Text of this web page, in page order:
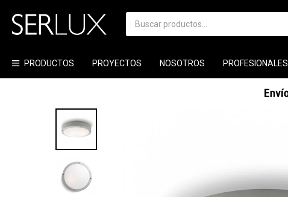
PRODUCTOS PROYECTOS NOSOTROS PROFESIONALES